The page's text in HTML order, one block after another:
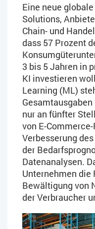
Eine neue
Solutions,
Chain- und
dass 57 Prozent
3 bis 5 Jahren in
KI investieren
Learning (ML)
nur an fünfter
von E-
Verbesserung
der
Datenanalysen.
Unternehmen die
Bewältigung von
der Verbraucher